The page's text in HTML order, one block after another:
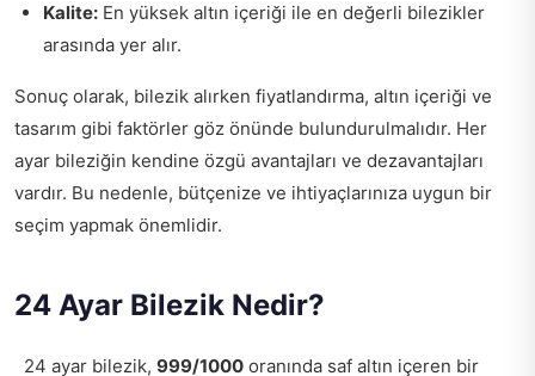
Kalite: En yüksek altın içeriği ile en değerli bilezikler
arasında yer alır.
Sonuç olarak, bilezik alırken fiyatlandırma, altın içeriği ve
tasarım gibi faktörler göz önünde bulundurulmalıdır. Her
ayar bileziğin kendine özgü avantajları ve dezavantajları
vardır. Bu nedenle, bütçenize ve ihtiyaçlarınıza uygun bir
seçim yapmak önemlidir.
24 Ayar Bilezik Nedir?
24 ayar bilezik, 999/1000 oranında saf altın içeren bir